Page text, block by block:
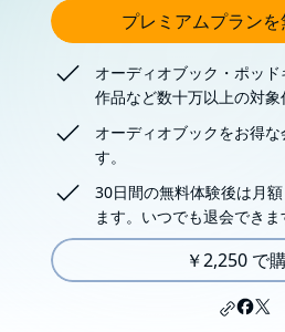
プレミアムプラン
オーディオブック・ポッ
作品など数十万以上の対象
オーディオブックをお得
す。
30日間の無料体験後は月
ます。いつでも退会できま
￥2,250 で